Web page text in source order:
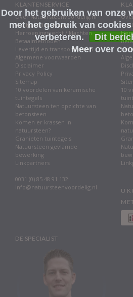
KLANTENSERVICE
Over Natuursteenvoordelig.nl
Veelgestelde vragen
Herroepingsrecht / klachten
Betaalmethoden
Levertijd en transportkosten
Algemene voorwaarden
Disclaimer
Privacy Policy
Sitemap
10 voordelen van keramische
tuintegels
Natuursteen ten opzichte van
betonsteen
Komen er krassen in
natuursteen?
Granieten tuintegels
Natuursteen gevlamde
bewerking
Linkpartners
0031 (0) 85 48 91 132
info@natuursteenvoordelig.nl
10
U
DE SPECIALIST
Door het gebruiken van onze
met het gebruik van
verbeteren.
Dit
Meer over